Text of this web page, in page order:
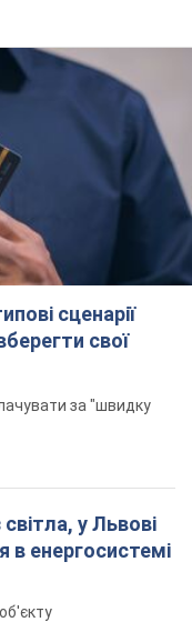
сценарії
свої
за "швидку
у Львові
в енергосистемі